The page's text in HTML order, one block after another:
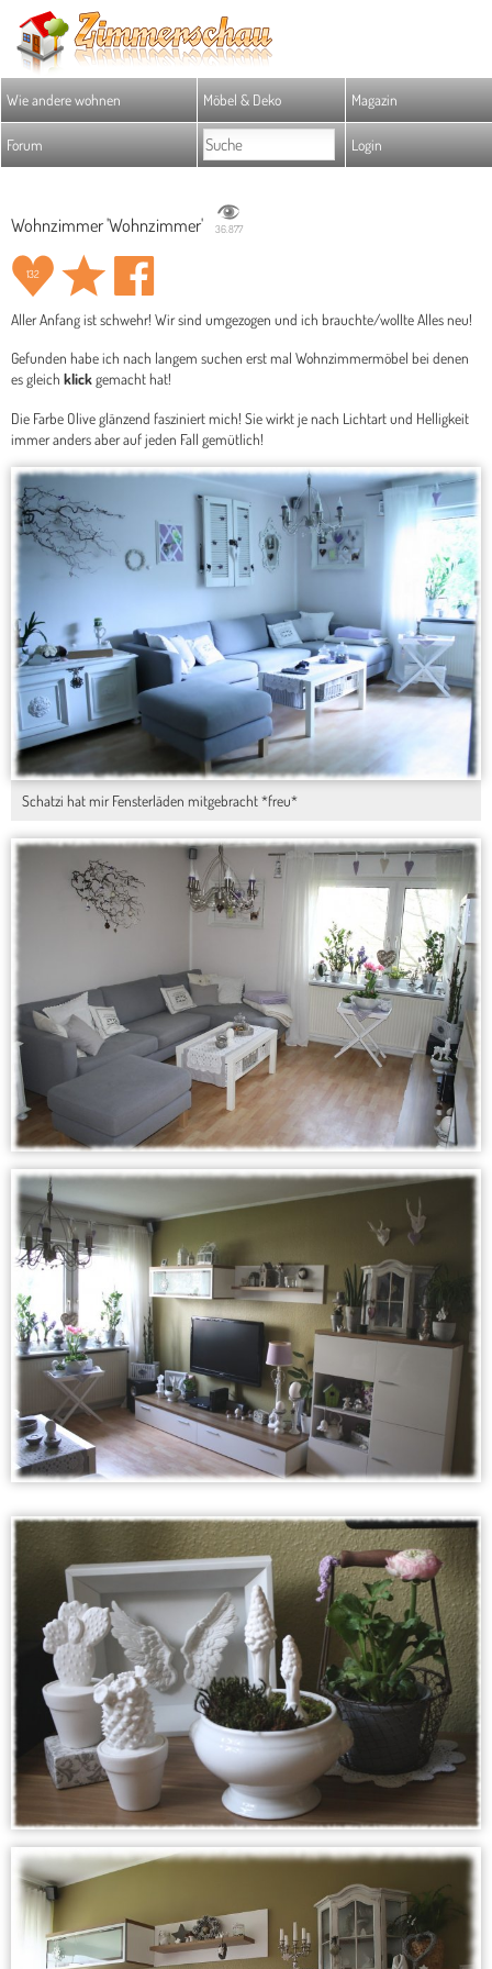
Wie andere wohnen Möbel & Deko Magazin
Forum Login
Wohnzimmer 'Wohnzimmer' 36.877
132
Aller Anfang ist schwehr! Wir sind umgezogen und ich brauchte/wollte Alles neu!
Gefunden habe ich nach langem suchen erst mal Wohnzimmermöbel bei denen
es gleich klickgemacht hat!
Die Farbe Olive glänzend fasziniert mich! Sie wirkt je nach Lichtart und Helligkeit
immer anders aber auf jeden Fall gemütlich!
Schatzi hat mir Fensterläden mitgebracht *freu*